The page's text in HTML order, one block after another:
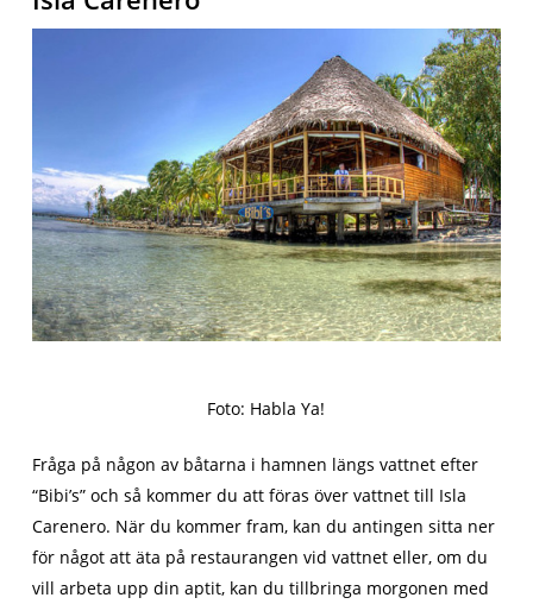
Foto: Habla Ya!
Fråga på någon av båtarna i hamnen längs vattnet efter
“Bibi’s” och så kommer du att föras över vattnet till Isla
Carenero. När du kommer fram, kan du antingen sitta ner
för något att äta på restaurangen vid vattnet eller, om du
vill arbeta upp din aptit, kan du tillbringa morgonen med